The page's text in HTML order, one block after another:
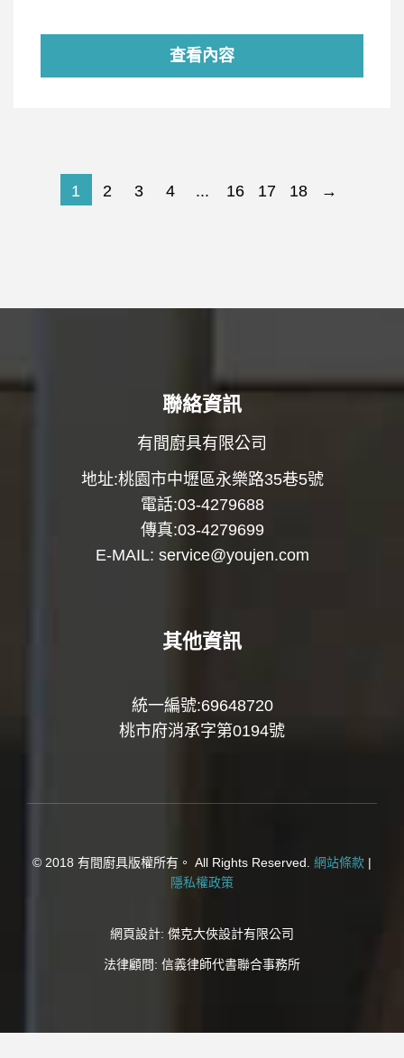
查看內容
1 2 3 4 ... 16 17 18 →
聯絡資訊
有間廚具有限公司
地址:桃園市中壢區永樂路35巷5號
電話:03-4279688
傳真:03-4279699
E-MAIL: service@youjen.com
其他資訊
統一編號:69648720
桃市府消承字第0194號
© 2018 有間廚具版權所有。 All Rights Reserved. 網站條款 |
隱私權政策
網頁設計: 傑克大俠設計有限公司
法律顧問: 信義律師代書聯合事務所